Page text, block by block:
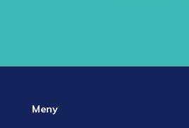
Meny